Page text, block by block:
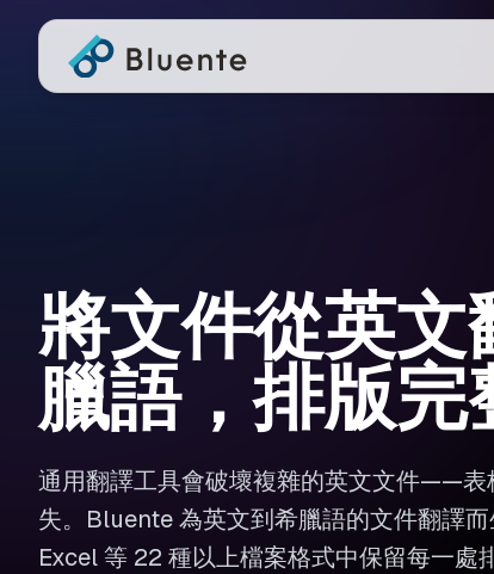
將文件從英文
臘語，排版完
通用翻譯工具會破壞複雜的英文文件——表
失。Bluente 為英文到希臘語的文件翻譯而
Excel 等 22 種以上檔案格式中保留每一處